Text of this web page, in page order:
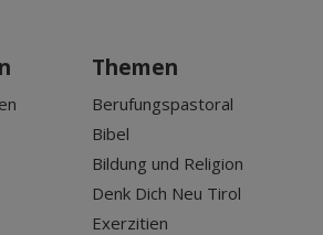
Themen
Berufungspastoral
Bibel
Bildung und Religion
Denk Dich Neu Tirol
Exerzitien